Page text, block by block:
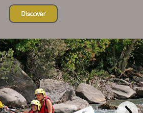
Discover